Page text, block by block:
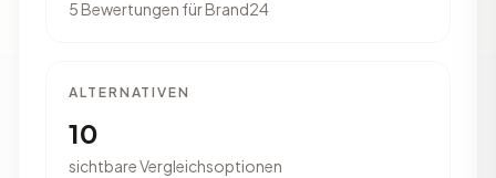
5 Bewertungen für Brand24
ALTERNATIVEN
10
sichtbare Vergleichsoptionen